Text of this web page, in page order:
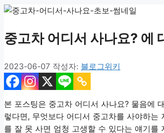
중고차 어디서 사나요? 에
2023-06-07 작성자: 블로그위키
본 포스팅은 중고차 어디서 사나요? 물음에
렇다면, 무엇보다 어디서 중고차를 사야하
를 잘 못 사면 엄청 고생할 수 있다는 얘기를